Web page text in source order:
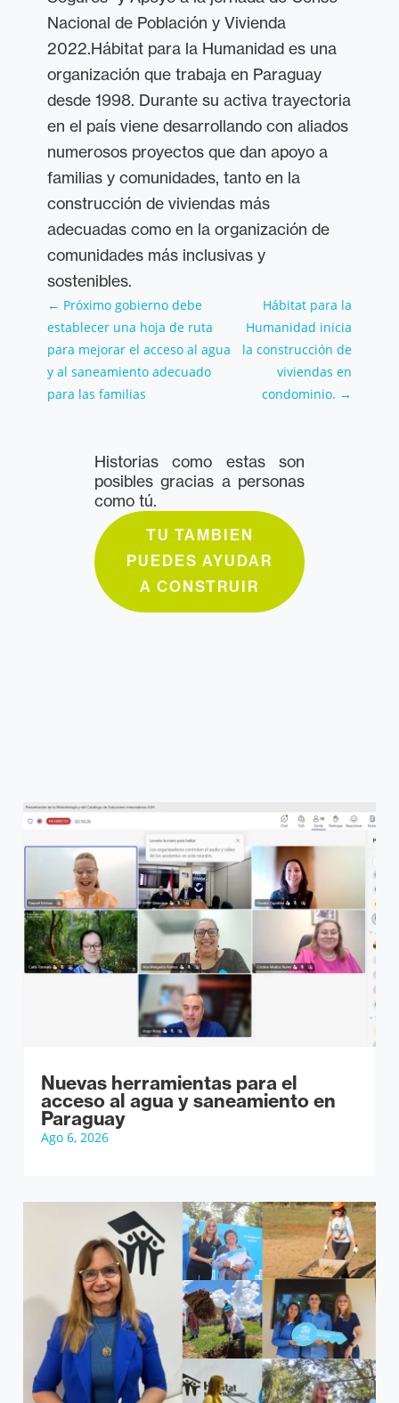
Nacional de Población y Vivienda
2022.Hábitat para la Humanidad es una
organización que trabaja en Paraguay
desde 1998. Durante su activa trayectoria
en el país viene desarrollando con aliados
numerosos proyectos que dan apoyo a
familias y comunidades, tanto en la
construcción de viviendas más
adecuadas como en la organización de
comunidades más inclusivas y
sostenibles.
← Próximo gobierno debe
establecer una hoja de ruta
para mejorar el acceso al agua
y al saneamiento adecuado
para las familias
Hábitat para la
Humanidad inicia
la construcción de
viviendas en
condominio. →
Historias como estas son
posibles gracias a personas
como tú.
TU TAMBIEN
PUEDES AYUDAR
A CONSTRUIR
Nuevas herramientas para el
acceso al agua y saneamiento en
Paraguay
Ago 6, 2026